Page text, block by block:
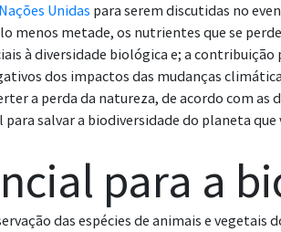
Unidas para serem discutidas no
menos metade, os nutrientes que se
à diversidade biológica e; a
dos impactos das mudanças
a perda da natureza, de acordo com as
salvar a biodiversidade do planeta
para a
das espécies de animais e vegetais